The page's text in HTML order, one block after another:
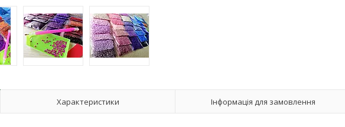
Характеристики Інформація для замовлення